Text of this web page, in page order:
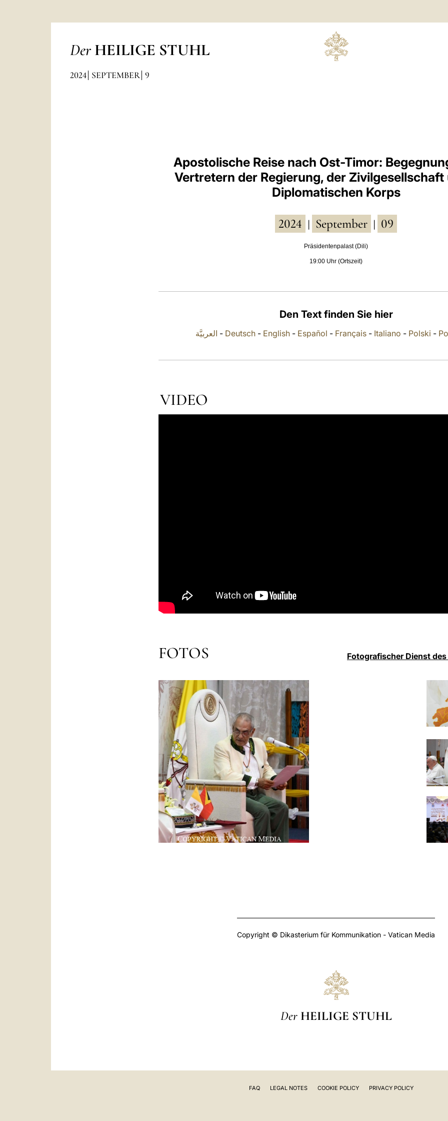
Der HEILIGE STUHL
2024 SEPTEMBER 9
Apostolische Reise nach Ost-Timor:
Vertretern der Regierung, der Zivilgesellschaft
Diplomatischen Korps
2024 September 09
Präsidentenpalast (Dili)
19:00 Uhr (Ortszeit)
Den Text finden Sie hier
العربيَّة - Deutsch - English - Español - Français - Italiano - Polski -
VIDEO
FOTOS Fotografischer Dienst
Copyright © Dikasterium für Kommunikation - Vatican Media
Der HEILIGE STUHL
FAQ LEGAL NOTES COOKIE POLICY PRIVACY POLICY